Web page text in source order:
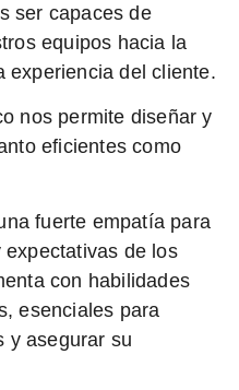
ser capaces de
equipos hacia la
experiencia del cliente.
nos permite diseñar y
eficientes como
fuerte empatía para
de los
con habilidades
esenciales para
y asegurar su